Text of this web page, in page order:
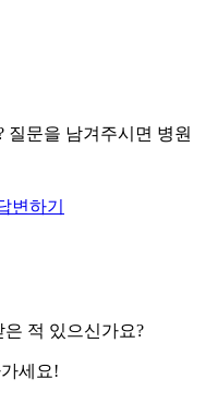
질문을 남겨주시면 병원
변하기
적 있으신가요?
세요!